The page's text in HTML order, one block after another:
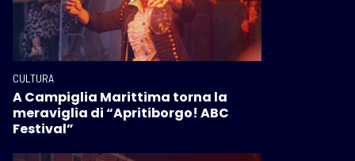
CULTURA
A Campiglia Marittima torna la
meraviglia di “Apritiborgo! ABC
Festival”